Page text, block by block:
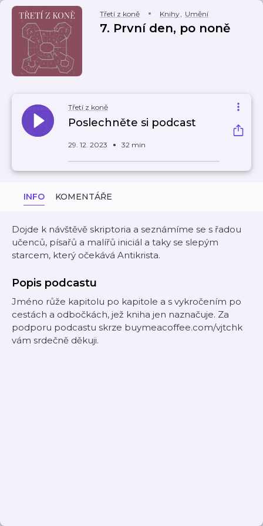
Třetí z koně Knihy, Umění
7. První den, po noně
Třetí z koně
Poslechněte si podcast
29. 12. 2023 32 min
INFO KOMENTÁŘE
Dojde k návštěvě skriptoria a seznámíme se s řadou
učenců, písařů a malířů iniciál a taky se slepým
starcem, který očekává Antikrista.
Popis podcastu
Jméno růže kapitolu po kapitole a s vykročením po
cestách a odbočkách, jež kniha jen naznačuje. Za
podporu podcastu skrze buymeacoffee.com/vjtchk
vám srdečně děkuji.